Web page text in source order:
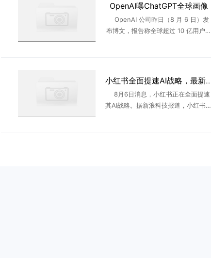
OpenAI曝ChatGPT全球画像
OpenAI 公司昨日（8 月 6 日）发
布博文，报告称全球超过 10 亿用户使
小红书全面提速AI战略，最新动作曝光
8月6日消息，小红书正在全面提速
其AI战略。据新浪科技报道，小红书正